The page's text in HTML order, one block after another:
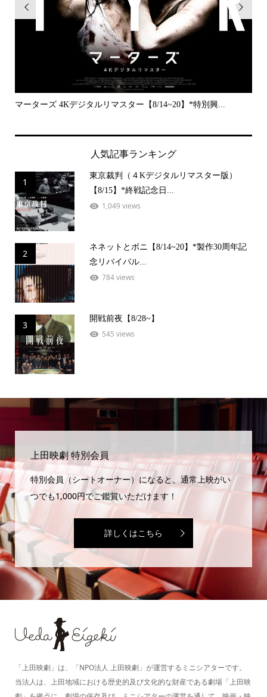

マーターズ 4Kデジタルリマスター【8/14~20】*特別興...

人気記事ランキング
1
東京裁判（４Kデジタルリマスター版）
【8/15】*終戦記念日...
1,049 views
2
ネネットとボニ【8/14~20】*製作30周年記
念リバイバル...
784 views
3
開戦前夜【8/28~】
545 views
上田映劇 特別会員
特別会員（シートオーナー）になると、通常上映がい
つでも1,000円でご鑑賞いただけます！
詳しくはこちら
「上田映劇」は、「NPO法人 上田映劇」が運営するミニシアターです。
当法人は、上田地域における歴史的及び文化的な財産である劇場「上田映